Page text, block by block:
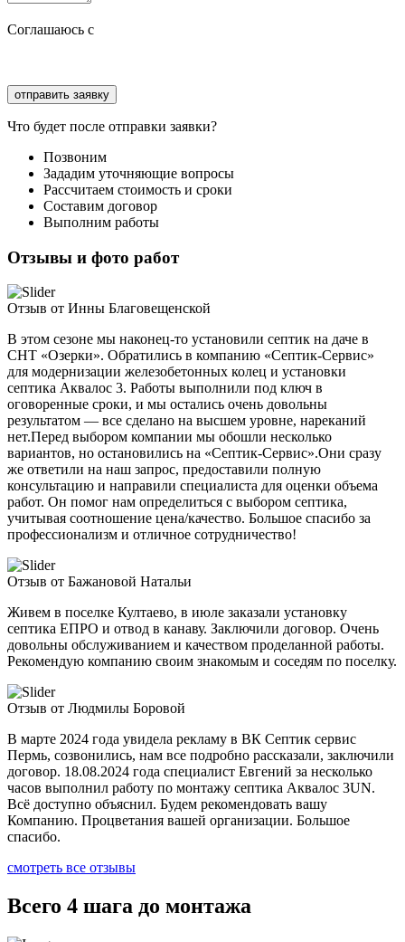
Соглашаюсь с
Что будет после отправки заявки?
Позвоним
Зададим уточняющие вопросы
Рассчитаем стоимость и сроки
Составим договор
Выполним работы
Отзывы и фото работ
Отзыв от Инны Благовещенской
В этом сезоне мы наконец-то установили септик на даче в
СНТ «Озерки». Обратились в компанию «Септик-Сервис»
для модернизации железобетонных колец и установки
септика Аквалос 3. Работы выполнили под ключ в
оговоренные сроки, и мы остались очень довольны
результатом — все сделано на высшем уровне, нареканий
нет.Перед выбором компании мы обошли несколько
вариантов, но остановились на «Септик-Сервис».Они сразу
же ответили на наш запрос, предоставили полную
консультацию и направили специалиста для оценки объема
работ. Он помог нам определиться с выбором септика,
учитывая соотношение цена/качество. Большое спасибо за
профессионализм и отличное сотрудничество!
Отзыв от Бажановой Натальи
Живем в поселке Култаево, в июле заказали установку
септика ЕПРО и отвод в канаву. Заключили договор. Очень
довольны обслуживанием и качеством проделанной работы.
Рекомендую компанию своим знакомым и соседям по поселку.
Отзыв от Людмилы Боровой
В марте 2024 года увидела рекламу в ВК Септик сервис
Пермь, созвонились, нам все подробно рассказали, заключили
договор. 18.08.2024 года специалист Евгений за несколько
часов выполнил работу по монтажу септика Аквалос 3UN.
Всё доступно объяснил. Будем рекомендовать вашу
Компанию. Процветания вашей организации. Большое
спасибо.
смотреть все отзывы
Всего 4 шага до монтажа